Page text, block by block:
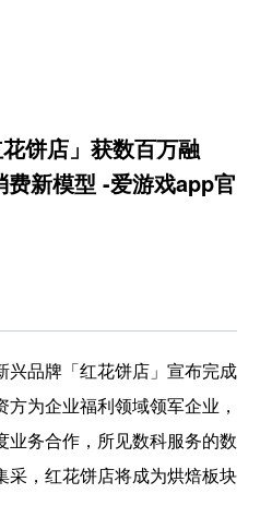
饼店」获数百万融
新模型 -爱游戏app官
兴品牌「红花饼店」宣布完成
为企业福利领域领军企业，
务合作，所见数科服务的数
采，红花饼店将成为烘焙板块